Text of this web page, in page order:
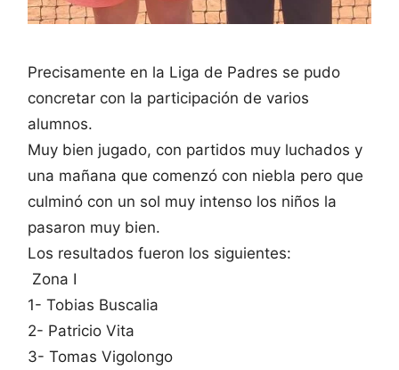
Precisamente en la Liga de Padres se pudo
concretar con la participación de varios
alumnos.
Muy bien jugado, con partidos muy luchados y
una mañana que comenzó con niebla pero que
culminó con un sol muy intenso los niños la
pasaron muy bien.
Los resultados fueron los siguientes:
Zona I
1- Tobias Buscalia
2- Patricio Vita
3- Tomas Vigolongo